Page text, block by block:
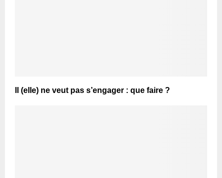
Il (elle) ne veut pas s’engager : que faire ?